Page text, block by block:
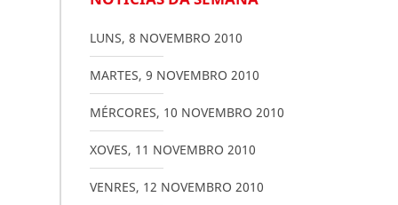
LUNS, 8 NOVEMBRO 2010
MARTES, 9 NOVEMBRO 2010
MÉRCORES, 10 NOVEMBRO 2010
XOVES, 11 NOVEMBRO 2010
VENRES, 12 NOVEMBRO 2010